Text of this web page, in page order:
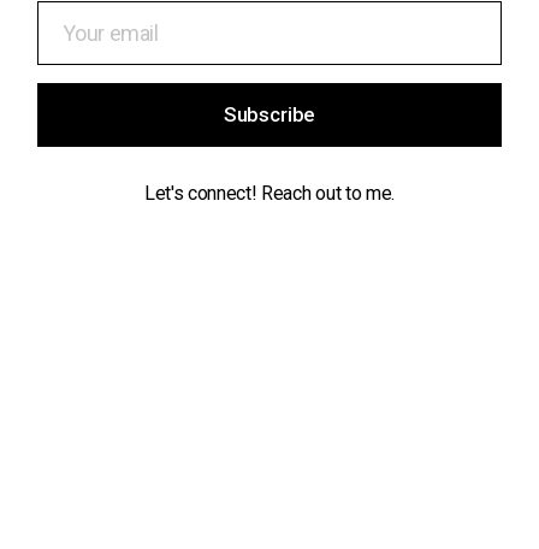
Subscribe
Let's connect! Reach out to me.